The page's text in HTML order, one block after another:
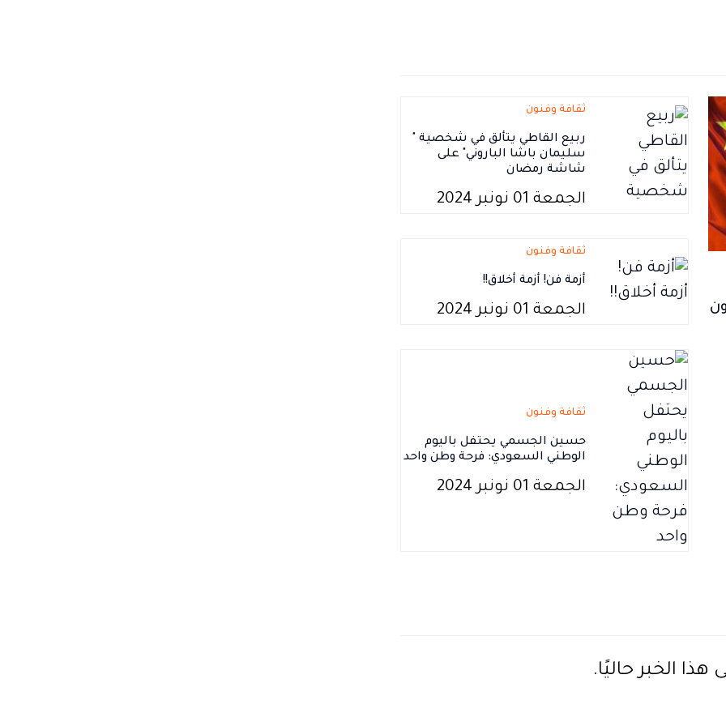
ثقافة وفنون
ربيع القاطي يتألق في شخصية "
سليمان باشا الباروني" على
شاشة رمضان
الجمعة 01 نونبر 2024
ثقافة وفنون
أزمة فن! أزمة أخلاق!!
الجمعة 01 نونبر 2024
ثقافة وفنون
حسين الجسمي يحتفل باليوم
الوطني السعودي: فرحة وطن واحد
الجمعة 01 نونبر 2024
الخبر حاليًا.